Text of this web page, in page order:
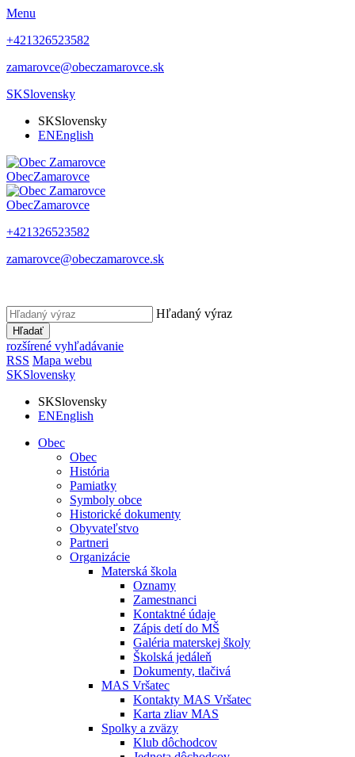
Menu
+421326523582
zamarovce@obeczamarovce.sk
SKSlovensky
SKSlovensky
ENEnglish
ObecZamarovce
ObecZamarovce
+421326523582
zamarovce@obeczamarovce.sk
Hľadaný výraz
Hľadať
rozšírené vyhľadávanie
RSS Mapa webu
SKSlovensky
SKSlovensky
ENEnglish
Obec
Obec
História
Pamiatky
Symboly obce
Historické dokumenty
Obyvateľstvo
Partneri
Organizácie
Materská škola
Oznamy
Zamestnanci
Kontaktné údaje
Zápis detí do MŠ
Galéria materskej školy
Školská jedáleň
Dokumenty, tlačivá
MAS Vršatec
Kontakty MAS Vršatec
Karta zliav MAS
Spolky a zväzy
Klub dôchodcov